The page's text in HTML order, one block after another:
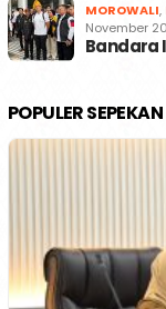
MOROWALI,
November
Bandara
POPULER SEPEKAN